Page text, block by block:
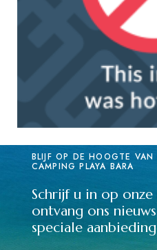
BLIJF OP DE HOOGTE
CAMPING PLAYA BARA
Schrijf u in op
ontvang ons
speciale